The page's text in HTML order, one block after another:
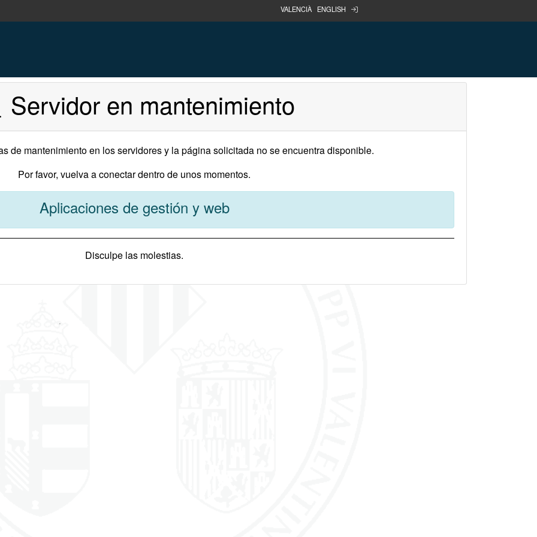
VALENCIÀ ENGLISH portal
Servidor en mantenimiento
de mantenimiento en los servidores y la página solicitada no se encuentra disponible.
Por favor, vuelva a conectar dentro de unos momentos.
Aplicaciones de gestión y web
Disculpe las molestias.